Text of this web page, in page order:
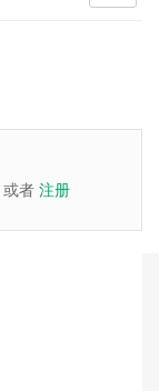
或者 注册